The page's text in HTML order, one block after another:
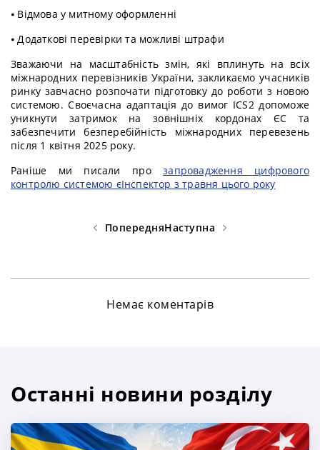
⦁ Відмова у митному оформленні
⦁ Додаткові перевірки та можливі штрафи
Зважаючи на масштабність змін, які вплинуть на всіх
міжнародних перевізників України, закликаємо учасників
ринку завчасно розпочати підготовку до роботи з новою
системою. Своєчасна адаптація до вимог ICS2 допоможе
уникнути затримок на зовнішніх кордонах ЄС та
забезпечити безперебійність міжнародних перевезень
після 1 квітня 2025 року.
Раніше ми писали прозапровадження цифрового
контролю системою єІнспектор з травня цього року
ПопередняНаступна
Немає коментарів
Останні новини розділу